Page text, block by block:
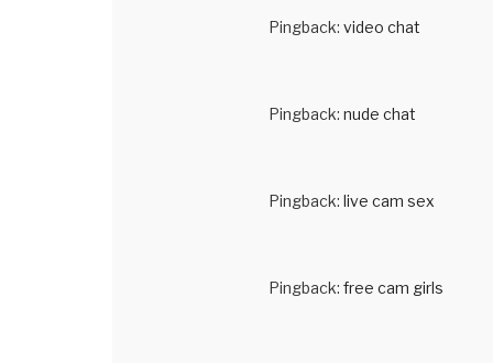
Pingback: video chat
Pingback: nude chat
Pingback: live cam sex
Pingback: free cam girls